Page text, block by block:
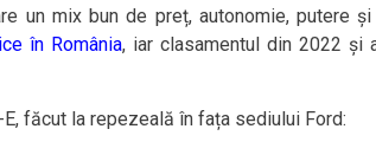
un mix bun de preț, autonomie, putere
în România, iar clasamentul din 2022 și
făcut la repezeală în fața sediului Ford: